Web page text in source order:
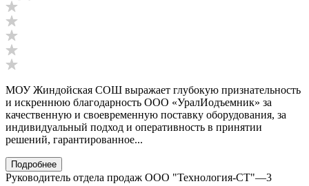
МОУ Жиндойская СОШ выражает глубокую признательность
и искреннюю благодарность ООО «УралИодъемник» за
качественную и своевременную поставку оборудования, за
индивидуальный подход и оперативность в принятии
решений, гарантированное...
Подробнее
Руководитель отдела продаж ООО "Технология-СТ"—3